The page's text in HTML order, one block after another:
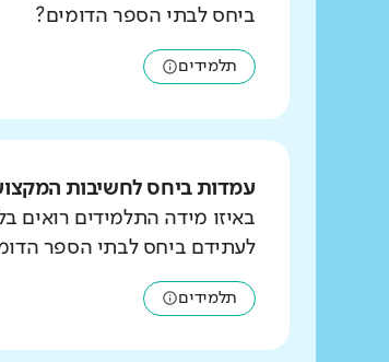
ביחס לבתי הספר הדומים?
תלמידים
עמדות ביחס לחשיבות
באיזו מידה התלמידים רואים
לעתידם ביחס לבתי הספר
תלמידים